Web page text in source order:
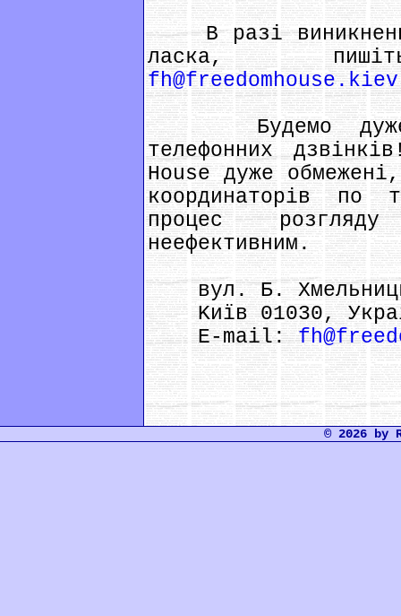
В разі
ласка,
Будемо дуже
телефонних
House дуже
координаторів по
процес
неефективним.
вул. Б.
Kиїв 01030,
E-mail:
© 2026 by